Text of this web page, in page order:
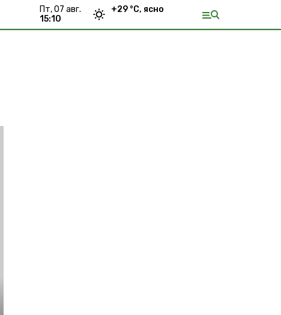
пт, 07 авг.
15:10
+29 °С, ясно